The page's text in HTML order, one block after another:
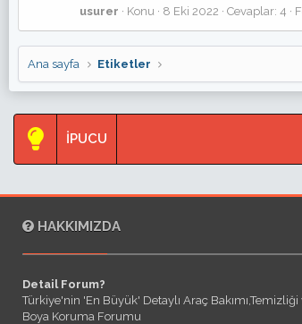
usurer
Konu 8 Eki 2022 Cevaplar: 4
Ana sayfa Etiketler
İPUCU
HAKKIMIZDA
Detail Forum?
Türkiye'nin 'En Büyük' Detaylı Araç Bakımı,Temizliği
Boya Koruma Forumu